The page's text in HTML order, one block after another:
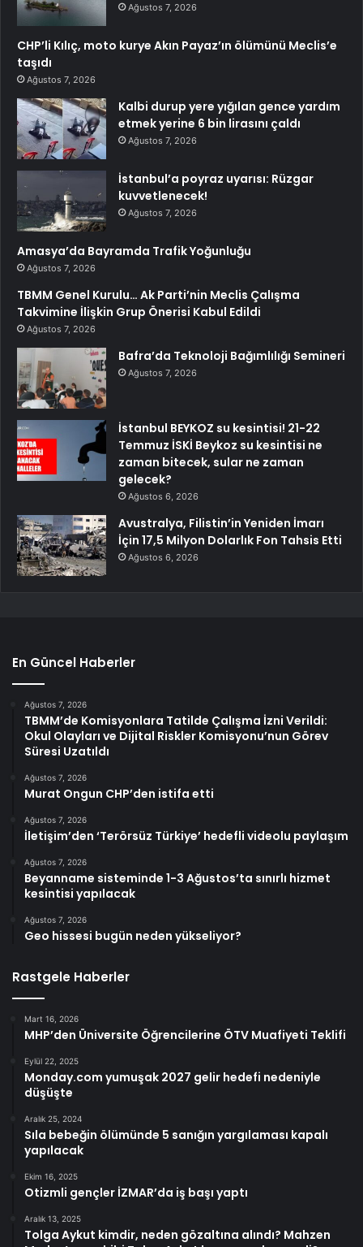
Ağustos 7, 2026
CHP’li Kılıç, moto kurye Akın Payaz’ın ölümünü Meclis’e
taşıdı
Ağustos 7, 2026
Kalbi durup yere yığılan gence yardım
etmek yerine 6 bin lirasını çaldı
Ağustos 7, 2026
İstanbul’a poyraz uyarısı: Rüzgar
kuvvetlenecek!
Ağustos 7, 2026
Amasya’da Bayramda Trafik Yoğunluğu
Ağustos 7, 2026
TBMM Genel Kurulu… Ak Parti’nin Meclis Çalışma
Takvimine İlişkin Grup Önerisi Kabul Edildi
Ağustos 7, 2026
Bafra’da Teknoloji Bağımlılığı Semineri
Ağustos 7, 2026
İstanbul BEYKOZ su kesintisi! 21-22
Temmuz İSKİ Beykoz su kesintisi ne
zaman bitecek, sular ne zaman
gelecek?
Ağustos 6, 2026
Avustralya, Filistin’in Yeniden İmarı
İçin 17,5 Milyon Dolarlık Fon Tahsis Etti
Ağustos 6, 2026
En Güncel Haberler
Ağustos 7, 2026
TBMM’de Komisyonlara Tatilde Çalışma İzni Verildi:
Okul Olayları ve Dijital Riskler Komisyonu’nun Görev
Süresi Uzatıldı
Ağustos 7, 2026
Murat Ongun CHP’den istifa etti
Ağustos 7, 2026
İletişim’den ‘Terörsüz Türkiye’ hedefli videolu paylaşım
Ağustos 7, 2026
Beyanname sisteminde 1-3 Ağustos’ta sınırlı hizmet
kesintisi yapılacak
Ağustos 7, 2026
Geo hissesi bugün neden yükseliyor?
Rastgele Haberler
Mart 16, 2026
MHP’den Üniversite Öğrencilerine ÖTV Muafiyeti Teklifi
Eylül 22, 2025
Monday.com yumuşak 2027 gelir hedefi nedeniyle
düşüşte
Aralık 25, 2024
Sıla bebeğin ölümünde 5 sanığın yargılaması kapalı
yapılacak
Ekim 16, 2025
Otizmli gençler İZMAR’da iş başı yaptı
Aralık 13, 2025
Tolga Aykut kimdir, neden gözaltına alındı? Mahzen